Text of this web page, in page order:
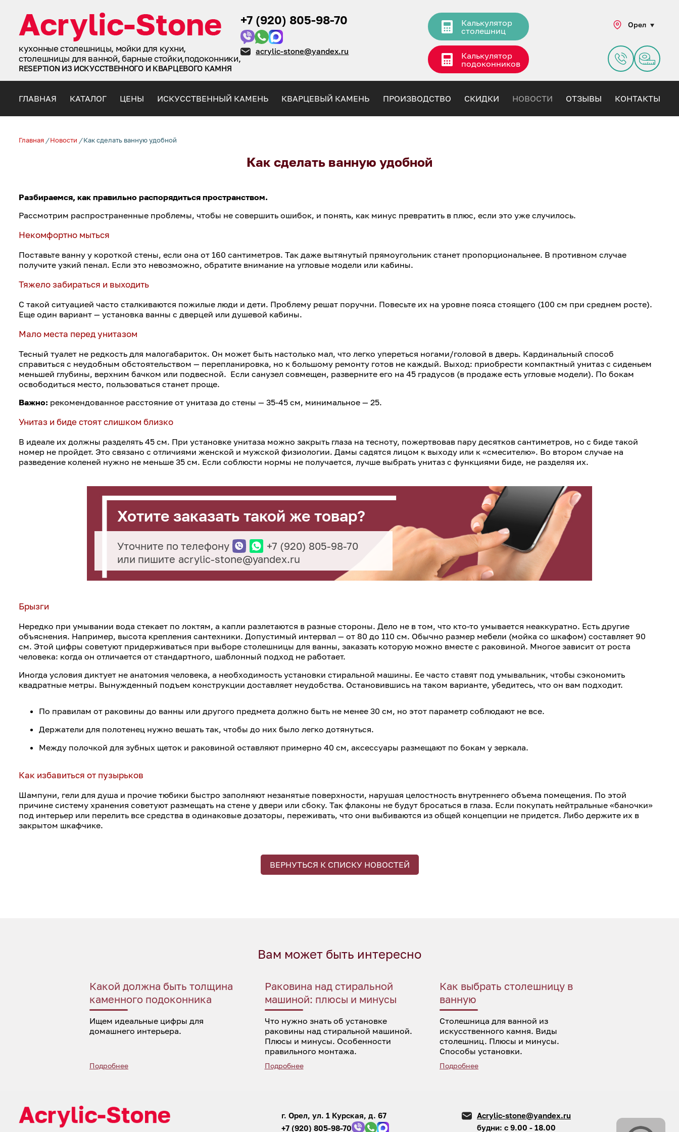
кухонные столешницы, мойки для кухни,
столешницы для ванной, барные стойки,подоконники,
RESEPTION ИЗ ИСКУССТВЕННОГО И КВАРЦЕВОГО КАМНЯ
+7 (920) 805-98-70
acrylic-stone@yandex.ru
Калькулятор
столешниц
Калькулятор
подоконников
Орел
ГЛАВНАЯ КАТАЛОГ ЦЕНЫ ИСКУССТВЕННЫЙ КАМЕНЬ КВАРЦЕВЫЙ КАМЕНЬ ПРОИЗВОДСТВО СКИДКИ НОВОСТИ ОТЗЫВЫ КОНТАКТЫ
Главная / Новости / Как сделать ванную удобной
Как сделать ванную удобной
Разбираемся, как правильно распорядиться пространством.
Рассмотрим распространенные проблемы, чтобы не совершить ошибок, и понять, как минус превратить в плюс, если это уже случилось.
Некомфортно мыться
Поставьте ванну у короткой стены, если она от 160 сантиметров. Так даже вытянутый прямоугольник станет пропорциональнее. В противном случае
получите узкий пенал. Если это невозможно, обратите внимание на угловые модели или кабины.
Тяжело забираться и выходить
С такой ситуацией часто сталкиваются пожилые люди и дети. Проблему решат поручни. Повесьте их на уровне пояса стоящего (100 см при среднем росте).
Еще один вариант — установка ванны с дверцей или душевой кабины.
Мало места перед унитазом
Тесный туалет не редкость для малогабариток. Он может быть настолько мал, что легко упереться ногами/головой в дверь. Кардинальный способ
справиться с неудобным обстоятельством — перепланировка, но к большому ремонту готов не каждый. Выход: приобрести компактный унитаз с сиденьем
меньшей глубины, верхним бачком или подвесной. Если санузел совмещен, разверните его на 45 градусов (в продаже есть угловые модели). По бокам
освободиться место, пользоваться станет проще.
Важно: рекомендованное расстояние от унитаза до стены — 35-45 см, минимальное — 25.
Унитаз и биде стоят слишком близко
В идеале их должны разделять 45 см. При установке унитаза можно закрыть глаза на тесноту, пожертвовав пару десятков сантиметров, но с биде такой
номер не пройдет. Это связано с отличиями женской и мужской физиологии. Дамы садятся лицом к выходу или к «смесителю». Во втором случае на
разведение коленей нужно не меньше 35 см. Если соблюсти нормы не получается, лучше выбрать унитаз с функциями биде, не разделяя их.
Хотите заказать такой же товар?
Уточните по телефону
+7 (920) 805-98-70
или пишите acrylic-stone@yandex.ru
Брызги
Нередко при умывании вода стекает по локтям, а капли разлетаются в разные стороны. Дело не в том, что кто-то умывается неаккуратно. Есть другие
объяснения. Например, высота крепления сантехники. Допустимый интервал — от 80 до 110 см. Обычно размер мебели (мойка со шкафом) составляет 90
см. Этой цифры советуют придерживаться при выборе столешницы для ванны, заказать которую можно вместе с раковиной. Многое зависит от роста
человека: когда он отличается от стандартного, шаблонный подход не работает.
Иногда условия диктует не анатомия человека, а необходимость установки стиральной машины. Ее часто ставят под умывальник, чтобы сэкономить
квадратные метры. Вынужденный подъем конструкции доставляет неудобства. Остановившись на таком варианте, убедитесь, что он вам подходит.
По правилам от раковины до ванны или другого предмета должно быть не менее 30 см, но этот параметр соблюдают не все.
Держатели для полотенец нужно вешать так, чтобы до них было легко дотянуться.
Между полочкой для зубных щеток и раковиной оставляют примерно 40 см, аксессуары размещают по бокам у зеркала.
Как избавиться от пузырьков
Шампуни, гели для душа и прочие тюбики быстро заполняют незанятые поверхности, нарушая целостность внутреннего объема помещения. По этой
причине систему хранения советуют размещать на стене у двери или сбоку. Так флаконы не будут бросаться в глаза. Если покупать нейтральные «баночки»
под интерьер или перелить все средства в одинаковые дозаторы, переживать, что они выбиваются из общей концепции не придется. Либо держите их в
закрытом шкафчике.
ВЕРНУТЬСЯ К СПИСКУ НОВОСТЕЙ
Вам может быть интересно
Какой должна быть толщина
каменного подоконника
Ищем идеальные цифры для
домашнего интерьера.
Подробнее
Раковина над стиральной
машиной: плюсы и минусы
Что нужно знать об установке
раковины над стиральной машиной.
Плюсы и минусы. Особенности
правильного монтажа.
Подробнее
Как выбрать столешницу в
ванную
Столешница для ванной из
искусственного камня. Виды
столешниц. Плюсы и минусы.
Способы установки.
Подробнее
г. Орел, ул. 1 Курская, д. 67
+7 (920) 805-98-70
Acrylic-stone@yandex.ru
будни: с 9.00 - 18.00